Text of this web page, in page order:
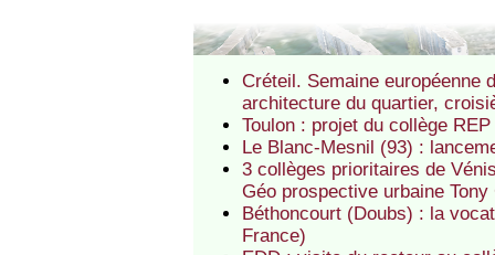
Créteil. Semaine européenne
architecture du quartier,
Toulon : projet du collège
Le Blanc-Mesnil (93) :
3 collèges prioritaires de
Géo prospective urbaine Tony
Béthoncourt (Doubs) : la
France)